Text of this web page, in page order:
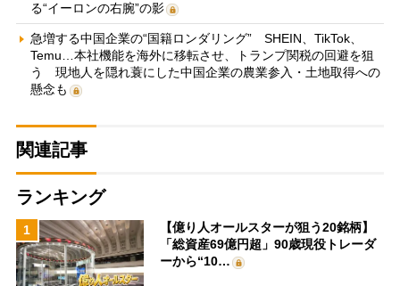
る“イーロンの右腕”の影
急増する中国企業の“国籍ロンダリング” SHEIN、TikTok、
Temu…本社機能を海外に移転させ、トランプ関税の回避を狙
う 現地人を隠れ蓑にした中国企業の農業参入・土地取得への
懸念も
関連記事
ランキング
1
【億り人オールスターが狙う20銘柄】
「総資産69億円超」90歳現役トレーダ
ーから“10…